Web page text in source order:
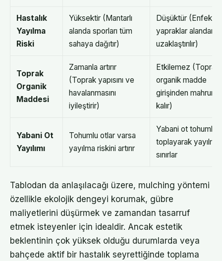
Hastalık
Yayılma
Riski
Yüksektir (Mantarlı
alanda sporları tüm
sahaya dağıtır)
Düşüktür (Enfekte
yapraklar alandan
uzaklaştırılır)
Toprak
Organik
Maddesi
Zamanla artırır
(Toprak yapısını ve
havalanmasını
iyileştirir)
Etkilemez (Toprak
organik madde
girişinden mahrum
kalır)
Yabani Ot
Yayılımı
Tohumlu otlar varsa
yayılma riskini artırır
Yabani ot
toplayarak
sınırlar
Tablodan da anlaşılacağı üzere, mulching yöntemi
özellikle ekolojik dengeyi korumak, gübre
maliyetlerini düşürmek ve zamandan tasarruf
etmek isteyenler için idealdir. Ancak estetik
beklentinin çok yüksek olduğu durumlarda veya
bahçede aktif bir hastalık seyrettiğinde toplama